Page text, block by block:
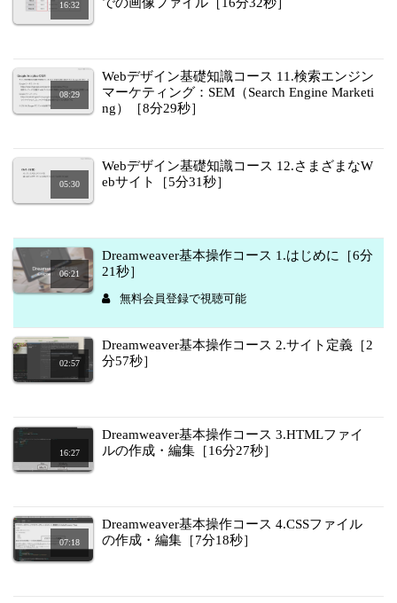
16:32
での画像ファイル［16分32秒］
08:29
Webデザイン基礎知識コース 11.検索エンジン
マーケティング：SEM（Search Engine Marketi
ng）［8分29秒］
05:30
Webデザイン基礎知識コース 12.さまざまなW
ebサイト［5分31秒］
06:21
Dreamweaver基本操作コース 1.はじめに［6分
21秒］
無料会員登録で視聴可能
02:57
Dreamweaver基本操作コース 2.サイト定義［2
分57秒］
16:27
Dreamweaver基本操作コース 3.HTMLファイ
ルの作成・編集［16分27秒］
07:18
Dreamweaver基本操作コース 4.CSSファイル
の作成・編集［7分18秒］